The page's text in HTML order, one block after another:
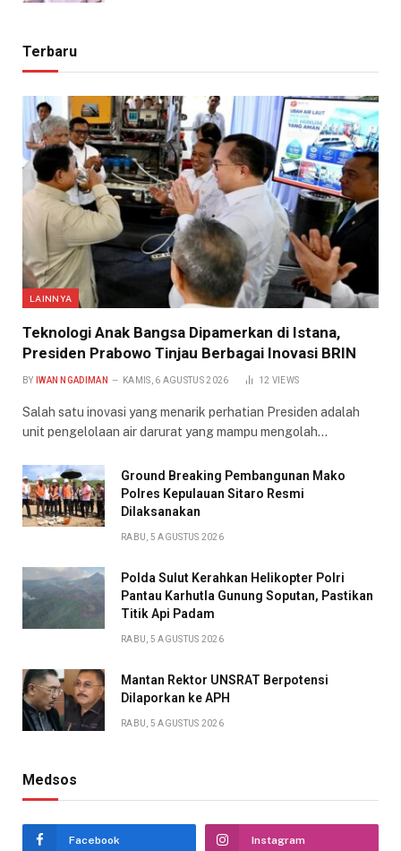
Terbaru
LAINNYA
Teknologi Anak Bangsa Dipamerkan di Istana,
Presiden Prabowo Tinjau Berbagai Inovasi BRIN
BY IWAN NGADIMAN KAMIS, 6 AGUSTUS 2026 12 VIEWS
Salah satu inovasi yang menarik perhatian Presiden adalah
unit pengelolaan air darurat yang mampu mengolah…
Ground Breaking Pembangunan Mako
Polres Kepulauan Sitaro Resmi
Dilaksanakan
RABU, 5 AGUSTUS 2026
Polda Sulut Kerahkan Helikopter Polri
Pantau Karhutla Gunung Soputan, Pastikan
Titik Api Padam
RABU, 5 AGUSTUS 2026
Mantan Rektor UNSRAT Berpotensi
Dilaporkan ke APH
RABU, 5 AGUSTUS 2026
Medsos
Facebook Instagram